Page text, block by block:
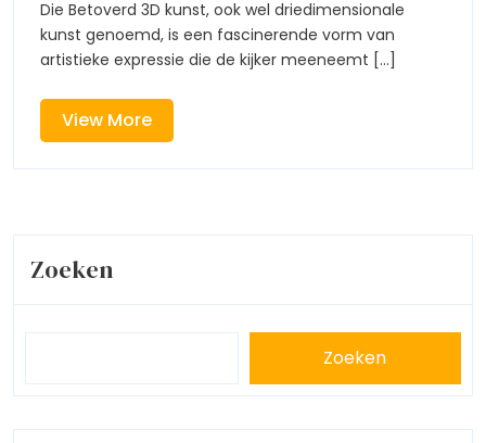
3D
Kunst:
en
Die Betoverd 3D kunst, ook wel driedimensionale
kunst genoemd, is een fascinerende vorm van
artistieke expressie die de kijker meeneemt [...]
View MoreView
More
Zoeken
Zoeken